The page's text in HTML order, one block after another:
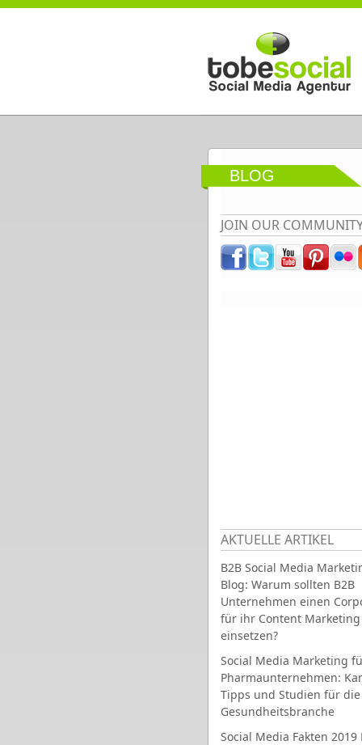
Direkt zum Inhalt
BLOG
JOIN OUR
AKTUELLE ARTIKEL
B2B Social Media
Blog: Warum sollten B2B
Unternehmen einen
für ihr Content Marketing
einsetzen?
Social Media Marketing
Pharmaunternehmen:
Tipps und Studien für die
Gesundheitsbranche
Social Media Fakten 2019